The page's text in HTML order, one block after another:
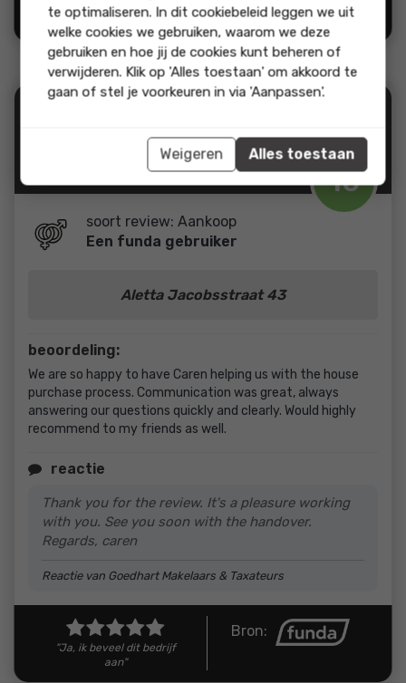
"Ja, ik beveel dit bedrijf
aan"
10
communicatie
Deskundigheid
Onderhandeling en
resultaat
10 Prijs / kwaliteit
soort review: Aankoop
Een funda gebruiker
Aletta Jacobsstraat 43
beoordeling:
We are so happy to have Caren helping us with the house
purchase process. Communication was great, always
answering our questions quickly and clearly. Would highly
recommend to my friends as well.
reactie
Thank you for the review. It's a pleasure working
with you. See you soon with the handover.
Regards, caren
Reactie van Goedhart Makelaars & Taxateurs
"Ja, ik beveel dit bedrijf
aan"
Bron:
te optimaliseren. In dit cookiebeleid leggen we uit
welke cookies we gebruiken, waarom we deze
gebruiken en hoe jij de cookies kunt beheren of
verwijderen. Klik op 'Alles toestaan' om akkoord te
gaan of stel je voorkeuren in via 'Aanpassen'.
Weigeren Alles toestaan